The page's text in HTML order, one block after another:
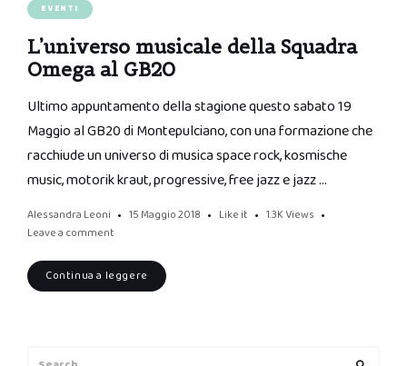
EVENTI
L’universo musicale della Squadra
Omega al GB20
Ultimo appuntamento della stagione questo sabato 19
Maggio al GB20 di Montepulciano, con una formazione che
racchiude un universo di musica space rock, kosmische
music, motorik kraut, progressive, free jazz e jazz …
Alessandra Leoni 15 Maggio 2018 Like it 1.3K Views
Leave a comment
Continua a leggere